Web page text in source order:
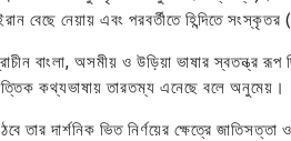
বেছে নেয়ায় এবং পরবর্তীতে হিন্দিতে
বাংলা, অসমীয় ও উড়িয়া ভাষার স্বতন্ত্র
কথ্যভাষায় তারতম্য এনেছে বলে অনুমেয়।
তার দার্শনিক ভিত নির্ণয়ের ক্ষেত্রে